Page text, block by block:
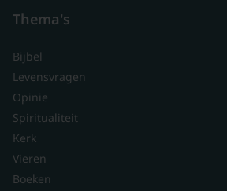
Thema's
Bijbel
Levensvragen
Opinie
Spiritualiteit
Kerk
Vieren
Boeken